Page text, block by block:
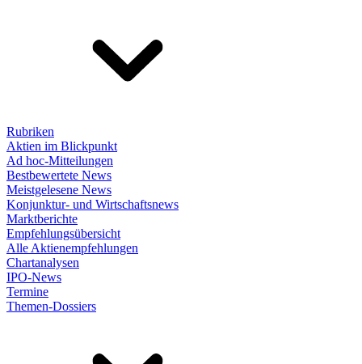
Rubriken
Aktien im Blickpunkt
Ad hoc-Mitteilungen
Bestbewertete News
Meistgelesene News
Konjunktur- und Wirtschaftsnews
Marktberichte
Empfehlungsübersicht
Alle Aktienempfehlungen
Chartanalysen
IPO-News
Termine
Themen-Dossiers